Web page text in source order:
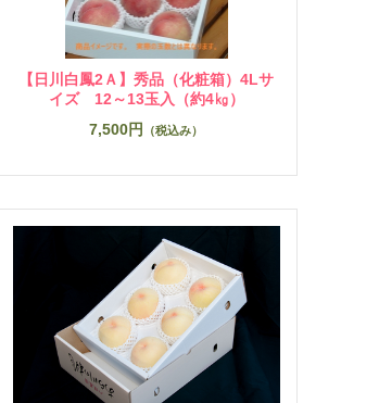
【日川白鳳2Ａ】秀品（化粧箱）4Lサ
イズ 12～13玉入（約4㎏）
7,500円
（税込み）